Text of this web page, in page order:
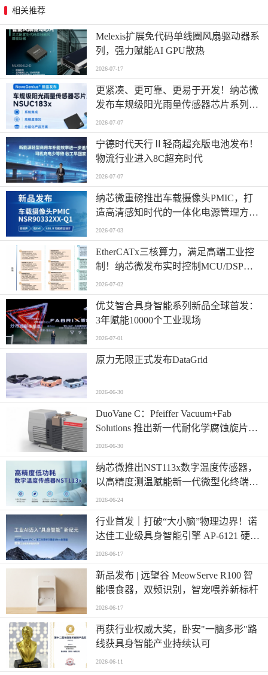
相关推荐
Melexis扩展免代码单线圈风扇驱动器系
列，强力赋能AI GPU散热
2026-07-17
更紧凑、更可靠、更易于开发！纳芯微
发布车规级阳光雨量传感器芯片系列
NSUC183x
2026-07-07
宁德时代天行Ⅱ轻商超充版电池发布！
物流行业进入8C超充时代
2026-07-07
纳芯微重磅推出车载摄像头PMIC，打
造高清感知时代的一体化电源管理方
案！
2026-07-03
EtherCATx三核算力，满足高端工业控
制！纳芯微发布实时控制MCU/DSP
NS800RTA7系列
2026-07-02
优艾智合具身智能系列新品全球首发：
3年赋能10000个工业现场
2026-07-01
原力无限正式发布DataGrid
2026-06-30
​DuoVane C：Pfeiffer Vacuum+Fab
Solutions 推出新一代耐化学腐蚀旋片真
空泵
2026-06-30
纳芯微推出NST113x数字温度传感器，
以高精度测温赋能新一代微型化终端设
计
2026-06-24
行业首发｜打破“大小脑”物理边界！诺
达佳工业级具身智能引擎 AP-6121 硬核
登场
2026-06-17
新品发布 | 远望谷 MeowServe R100 智
能喂食器，双频识别，智宠喂养新标杆
2026-06-17
再获行业权威大奖，卧安"一脑多形"路
线获具身智能产业持续认可
2026-06-11